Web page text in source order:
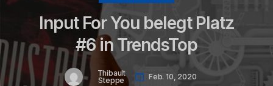
Input For You belegt Platz
#6 in TrendsTop
Thibault
Steppe
Feb. 10, 2020